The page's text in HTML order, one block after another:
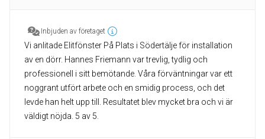
Inbjuden av företaget
Vi anlitade Elitfönster På Plats i Södertälje för installation
av en dörr. Hannes Friemann var trevlig, tydlig och
professionell i sitt bemötande. Våra förväntningar var ett
noggrant utfört arbete och en smidig process, och det
levde han helt upp till. Resultatet blev mycket bra och vi är
väldigt nöjda. 5 av 5.